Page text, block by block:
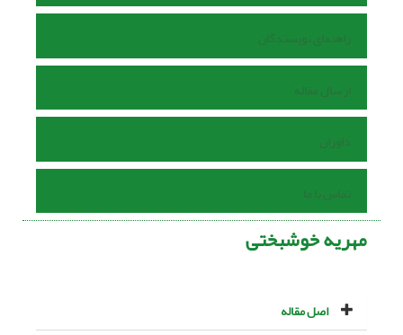
راهنمای نویسندگان
ارسال مقاله
داوران
تماس با ما
مهریه خوشبختی
اصل مقاله